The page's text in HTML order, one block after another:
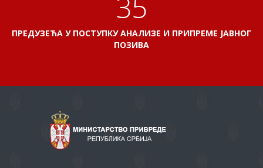
ПРЕДУЗЕЋА У ПОСТУПКУ АНАЛИЗЕ И ПРИПРЕМЕ ЈАВНОГ
ПОЗИВА